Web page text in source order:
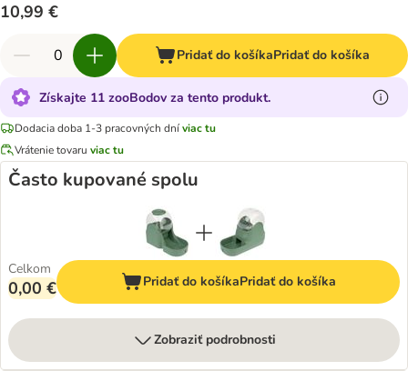
10,99 €
Pridať do košíkaPridať do košíka
Získajte 11 zooBodov za tento produkt.
Dodacia doba 1-3 pracovných dníviac tu
Vrátenie tovaru viac tu
Často kupované spolu
Celkom
0,00 € Pridať do košíkaPridať do košíka
Zobraziť podrobnosti